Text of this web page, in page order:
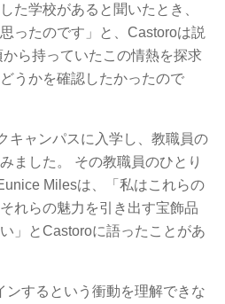
た学校があると聞いたとき、
ったのです」と、Castoroは説
ら持っていたこの情熱を探求
うかを確認したかったので
キャンパスに入学し、教職員の
ました。 その教職員のひとり
Milesは、「私はこれらの
れらの魅力を引き出す宝飾品
」とCastoroに語ったことがあ
ンするという衝動を理解できな